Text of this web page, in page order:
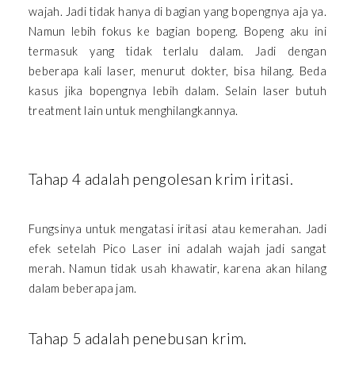
wajah. Jadi tidak hanya di bagian yang bopengnya aja ya.
Namun lebih fokus ke bagian bopeng. Bopeng aku ini
termasuk yang tidak terlalu dalam. Jadi dengan
beberapa kali laser, menurut dokter, bisa hilang. Beda
kasus jika bopengnya lebih dalam. Selain laser butuh
treatment lain untuk menghilangkannya.
Tahap 4 adalah pengolesan krim iritasi.
Fungsinya untuk mengatasi iritasi atau kemerahan. Jadi
efek setelah Pico Laser ini adalah wajah jadi sangat
merah. Namun tidak usah khawatir, karena akan hilang
dalam beberapa jam.
Tahap 5 adalah penebusan krim.